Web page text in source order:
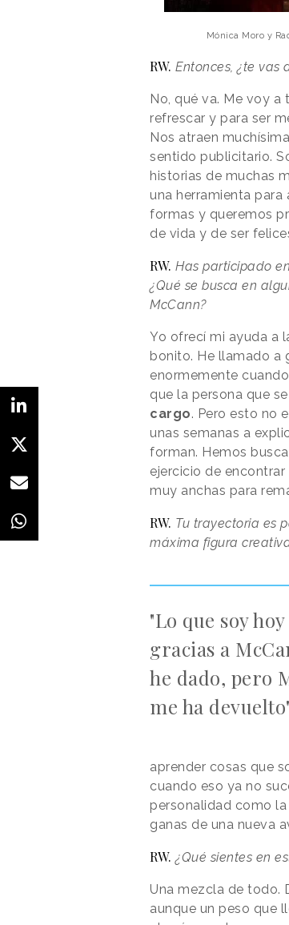
Mónica Moro y
RW. Entonces, ¿te vas
No, qué va. Me voy a
refrescar y para ser
Nos atraen
sentido publicitario.
historias de muchas
una herramienta
formas y queremos
de vida y de ser
RW. Has participado
¿Qué se busca en
McCann?
Yo ofrecí mi ayuda a
bonito. He llamado a
enormemente
que la persona que
cargo. Pero esto no
unas semanas a
forman. Hemos
ejercicio de
muy anchas para
RW. Tu trayectoria es
máxima figura
"Lo que soy hoy
gracias a
he dado, pero
me ha devuelto"
aprender cosas que
cuando eso ya no
personalidad como
ganas de una nueva
RW. ¿Qué sientes en
Una mezcla de todo.
aunque un peso que